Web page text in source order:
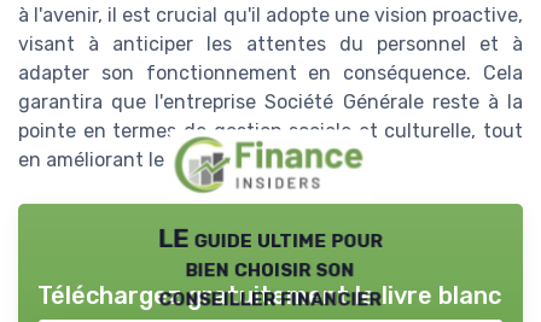
à l'avenir, il est crucial qu'il adopte une vision proactive,
visant à anticiper les attentes du personnel et à
adapter son fonctionnement en conséquence. Cela
garantira que l'entreprise Société Générale reste à la
pointe en termes de gestion sociale et culturelle, tout
en améliorant le climat social interne.
LE guide ultime pour
bien choisir son
conseiller financier
Téléchargez gratuitement le livre blanc